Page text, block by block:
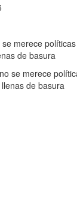
merece
de basura
se merece
de basura